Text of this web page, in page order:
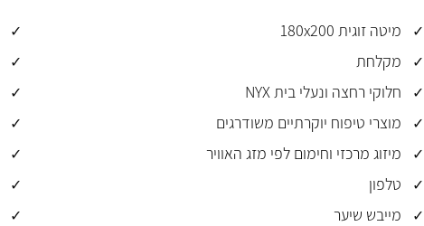
מיטה זוגית 180x200
מקלחת
חלוקי רחצה ונעלי בית NYX
מוצרי טיפוח יוקרתיים משודרגים
מיזוג מרכזי וחימום לפי מזג האוויר
טלפון
מייבש שיער